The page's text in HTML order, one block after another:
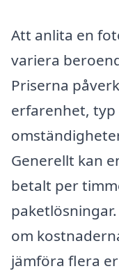
Att anlita en
variera
Priserna
erfarenhet,
Generellt kan
betalt per
om
jämföra flera